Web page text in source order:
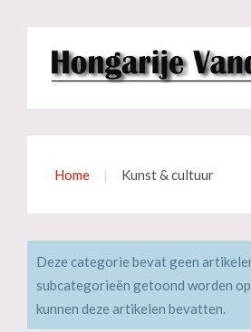
Home Kunst & cultuur
Deze categorie bevat geen
subcategorieën getoond worden
kunnen deze artikelen bevatten.